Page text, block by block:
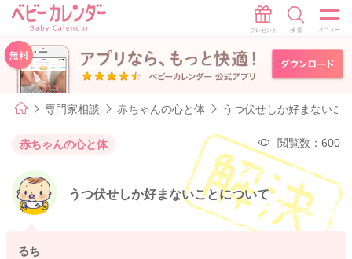
専門家相談 赤ちゃんの心と体 うつ伏せしか好まないこ
赤ちゃんの心と体 閲覧数：600
うつ伏せしか好まないことについて
るち